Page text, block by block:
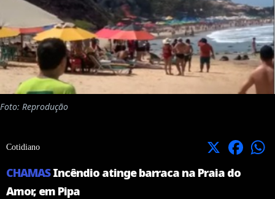
Foto: Reprodução
Cotidiano X Facebook
CHAMASIncêndio atinge barraca na Praia do
Amor, em Pipa